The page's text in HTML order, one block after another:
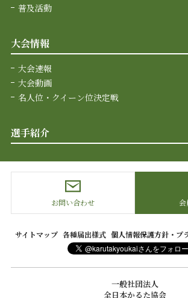
普及活動
大会情報
大会速報
大会動画
名人位・クイーン位決定戦
選手紹介
お問い合わせ
サイトマップ 各種届出様式 個人情報保護方針・プ
一般社団法人
全日本かるた協会